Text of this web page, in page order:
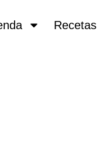
Recetas